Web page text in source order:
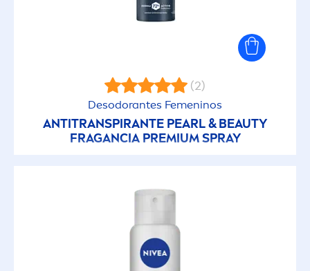
(2)
Desodorantes Femeninos
ANTITRANSPIRANTE PEARL&BEAUTY
FRAGANCIA PREMIUM SPRAY